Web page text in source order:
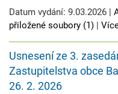
Datum vydání: 9.03.2026 |
přiložené soubory (1) |
Usnesení ze 3.
Zastupitelstva obce
26. 2. 2026